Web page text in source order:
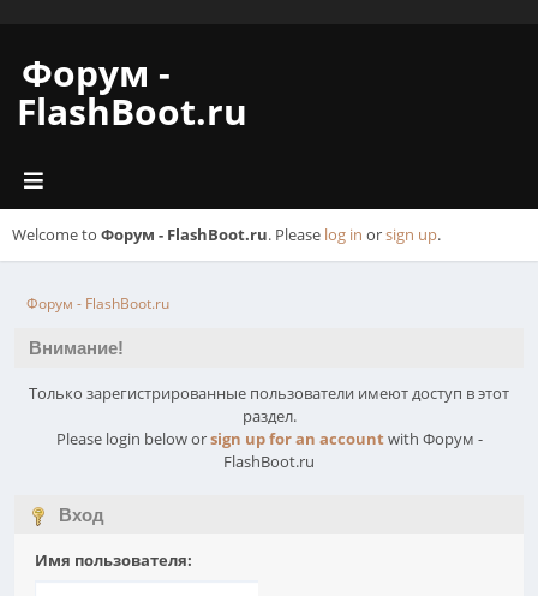
Форум -
FlashBoot.ru
Welcome to Форум - FlashBoot.ru. Please log in orsign up.
Форум - FlashBoot.ru
Внимание!
Только зарегистрированные пользователи имеют доступ в этот
раздел.
Please login below orsign up for an accountwith Форум -
FlashBoot.ru
Вход
Имя пользователя: